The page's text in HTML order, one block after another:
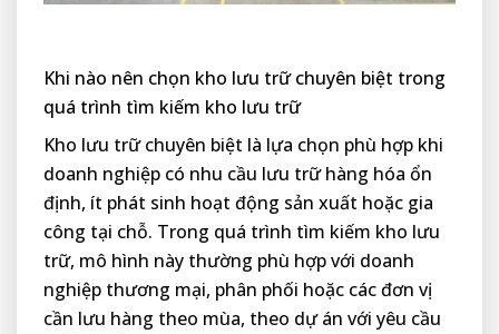
Khi nào nên chọn kho lưu trữ chuyên biệt trong
quá trình tìm kiếm kho lưu trữ
Kho lưu trữ chuyên biệt là lựa chọn phù hợp khi
doanh nghiệp có nhu cầu lưu trữ hàng hóa ổn
định, ít phát sinh hoạt động sản xuất hoặc gia
công tại chỗ. Trong quá trình tìm kiếm kho lưu
trữ, mô hình này thường phù hợp với doanh
nghiệp thương mại, phân phối hoặc các đơn vị
cần lưu hàng theo mùa, theo dự án với yêu cầu